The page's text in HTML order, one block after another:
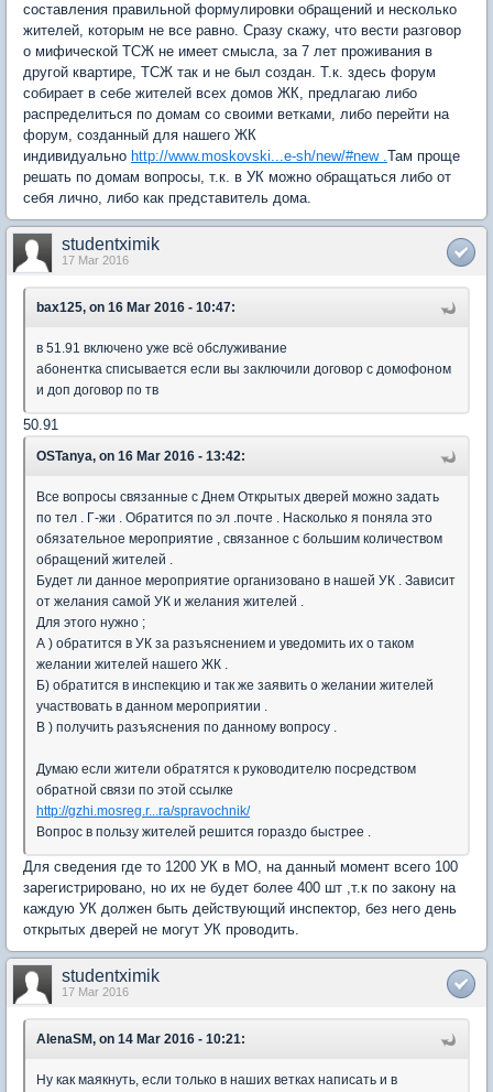
составления правильной формулировки обращений и несколько
жителей, которым не все равно. Сразу скажу, что вести разговор
о мифической ТСЖ не имеет смысла, за 7 лет проживания в
другой квартире, ТСЖ так и не был создан. Т.к. здесь форум
собирает в себе жителей всех домов ЖК, предлагаю либо
распределиться по домам со своими ветками, либо перейти на
форум, созданный для нашего ЖК
индивидуально http://www.moskovski...e-sh/new/#new .Там проще
решать по домам вопросы, т.к. в УК можно обращаться либо от
себя лично, либо как представитель дома.
studentximik
17 Mar 2016
bax125, on 16 Mar 2016 - 10:47:
в 51.91 включено уже всё обслуживание
абонентка списывается если вы заключили договор с домофоном
и доп договор по тв
50.91
OSTanya, on 16 Mar 2016 - 13:42:
Все вопросы связанные с Днем Открытых дверей можно задать
по тел . Г-жи . Обратится по эл .почте . Насколько я поняла это
обязательное мероприятие , связанное с большим количеством
обращений жителей .
Будет ли данное мероприятие организовано в нашей УК . Зависит
от желания самой УК и желания жителей .
Для этого нужно ;
А ) обратится в УК за разъяснением и уведомить их о таком
желании жителей нашего ЖК .
Б) обратится в инспекцию и так же заявить о желании жителей
участвовать в данном мероприятии .
В ) получить разъяснения по данному вопросу .
Думаю если жители обратятся к руководителю посредством
обратной связи по этой ссылке
http://gzhi.mosreg.r...ra/spravochnik/
Вопрос в пользу жителей решится гораздо быстрее .
Для сведения где то 1200 УК в МО, на данный момент всего 100
зарегистрировано, но их не будет более 400 шт ,т.к по закону на
каждую УК должен быть действующий инспектор, без него день
открытых дверей не могут УК проводить.
studentximik
17 Mar 2016
AlenaSM, on 14 Mar 2016 - 10:21:
Ну как маякнуть, если только в наших ветках написать и в